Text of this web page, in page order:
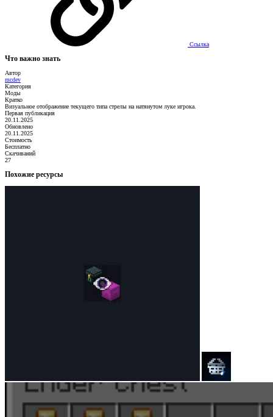
Ссылка
Что важно знать
Автор
mcdev
Категория
Моды
Кратко
Визуальное отображение текущего типа стрелы на натянутом луке игрока.
Первая публикация
20.11.2025
Обновлено
20.11.2025
Стоимость
Бесплатно
Скачиваний
27
Похожие ресурсы